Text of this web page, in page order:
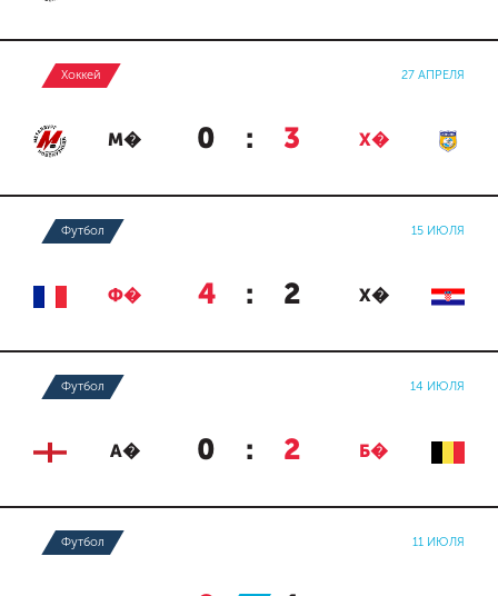
Хоккей 27 АПРЕЛЯ
М� 0 : 3 Х�
Футбол 15 ИЮЛЯ
Ф� 4 : 2 Х�
Футбол 14 ИЮЛЯ
А� 0 : 2 Б�
Футбол 11 ИЮЛЯ